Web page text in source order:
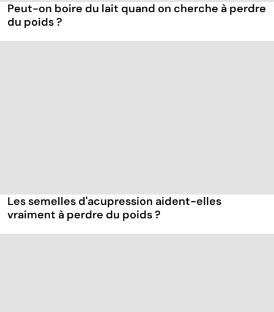
Peut-on boire du lait quand on cherche à perdre
du poids ?
Les semelles d'acupression aident-elles
vraiment à perdre du poids ?